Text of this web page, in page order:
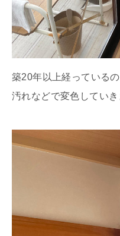
築20年以上経っている
汚れなどで変色していき